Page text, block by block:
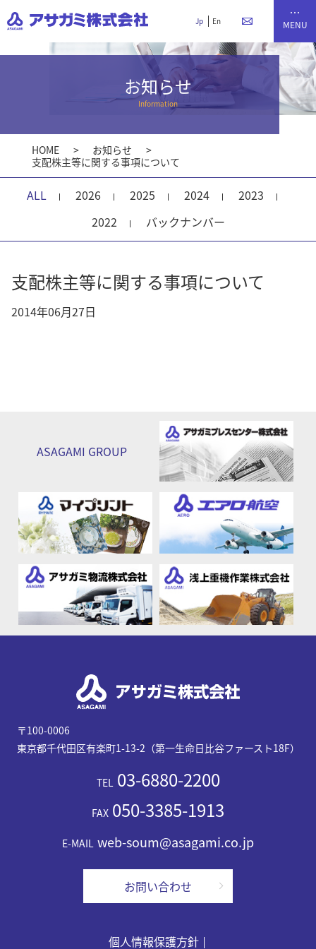
Jp En
お知らせ
Information
HOME
お知らせ
支配株主等に関する事項について
ALL 2026 2025 2024
2023
2022
バックナンバー
支配株主等に関する事項について
2014年06月27日
ASAGAMI GROUP
〒100-0006
東京都千代田区有楽町1-13-2（第一生命日比谷ファースト18F）
TEL 03-6880-2200
FAX 050-3385-1913
E-MAIL web-soum@asagami.co.jp
お問い合わせ
個人情報保護方針